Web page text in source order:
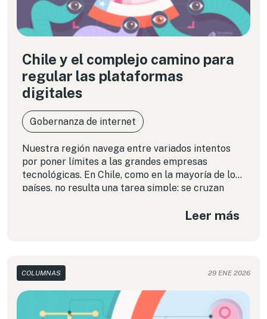
Chile y el complejo camino para
regular las plataformas
digitales
Gobernanza de internet
Nuestra región navega entre variados intentos
por poner límites a las grandes empresas
tecnológicas. En Chile, como en la mayoría de los
países, no resulta una tarea simple: se cruzan
frustrar o trabar todo tipo de discusión
desafíos pendientes que también pueden ser una
brújula para repensar las estrategias en toda
América Latina.
Leer más
COLUMNAS 29 ENE 2026